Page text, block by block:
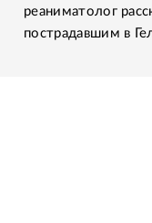
реаниматолог
пострадавшим в